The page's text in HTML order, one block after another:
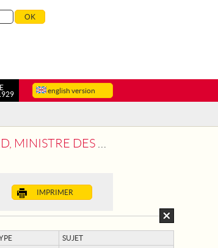
english version
DE L'ALSACE-LORRAINE
IMPRIMER
SUJET